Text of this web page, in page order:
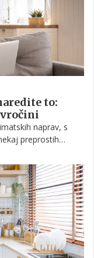
to:
naprav, s
preprostih
udobju.